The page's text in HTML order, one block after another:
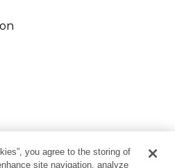
you agree to the storing of
site navigation, analyze